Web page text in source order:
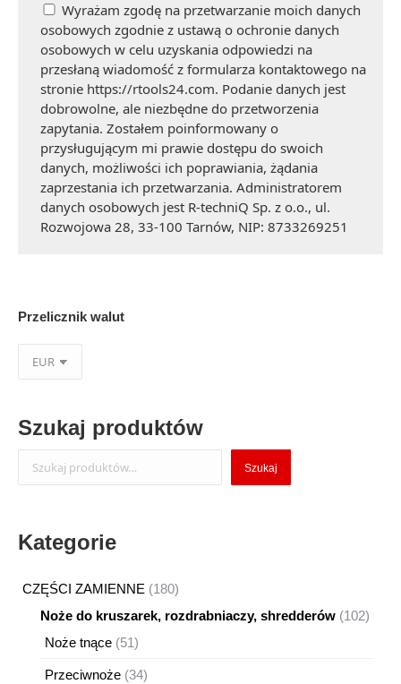
Wyrażam zgodę na przetwarzanie moich danych
osobowych zgodnie z ustawą o ochronie danych
osobowych w celu uzyskania odpowiedzi na
przesłaną wiadomość z formularza kontaktowego na
stronie https://rtools24.com. Podanie danych jest
dobrowolne, ale niezbędne do przetworzenia
zapytania. Zostałem poinformowany o
przysługującym mi prawie dostępu do swoich
danych, możliwości ich poprawiania, żądania
zaprzestania ich przetwarzania. Administratorem
danych osobowych jest R-techniQ Sp. z o.o., ul.
Rozwojowa 28, 33-100 Tarnów, NIP: 8733269251
Przelicznik walut
Szukaj produktów
Szukaj
Kategorie
CZĘŚCI ZAMIENNE 180180
produktów
Noże do kruszarek, rozdrabniaczy, shredderów 102102
Noże tnące 5151
Przeciwnoże 3434